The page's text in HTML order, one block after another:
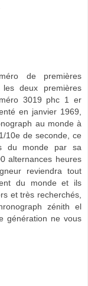
de premières
deux premières
3019 phc 1 er
en janvier 1969,
au monde à
10e de seconde, ce
du monde par sa
alternances heures
reviendra tout
du monde et ils
et très recherchés,
zénith el
génération ne vous